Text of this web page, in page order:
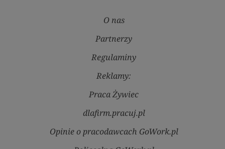
O nas
Partnerzy
Regulaminy
Reklamy:
Praca Żywiec
dlafirm.pracuj.pl
Opinie o pracodawcach GoWork.pl